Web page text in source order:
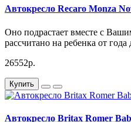
Автокресло Recaro Monza
Оно подрастает вместе с
рассчитано на ребенка от
26552р.
Купить
Автокресло Britax Romer